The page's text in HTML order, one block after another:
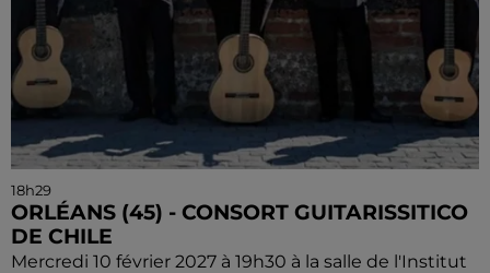
18h29
ORLÉANS (45) - CONSORT GUITARISSITICO
DE CHILE
Mercredi 10 février 2027 à 19h30 à la salle de l'Institut